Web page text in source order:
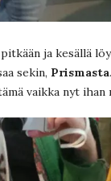
ja kesällä
sekin, Prismasta
vaikka nyt ihan